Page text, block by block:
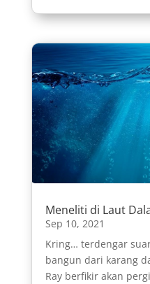
Meneliti di Laut
Sep 10, 2021
Kring… terdengar
bangun dari karang
Ray berfikir akan